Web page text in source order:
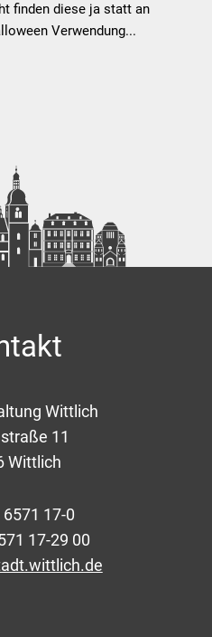
finden diese ja statt an
Verwendung...
Wittlich
11
Wittlich
6571 17-0
17-29 00